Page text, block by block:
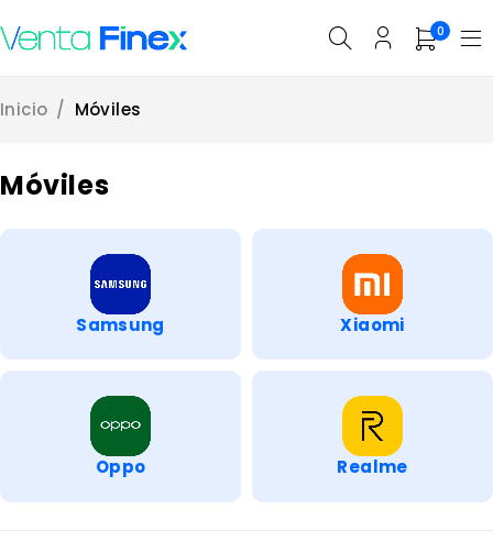
0
Móviles
Inicio / Móviles
Samsung Xiaomi
Oppo Realme